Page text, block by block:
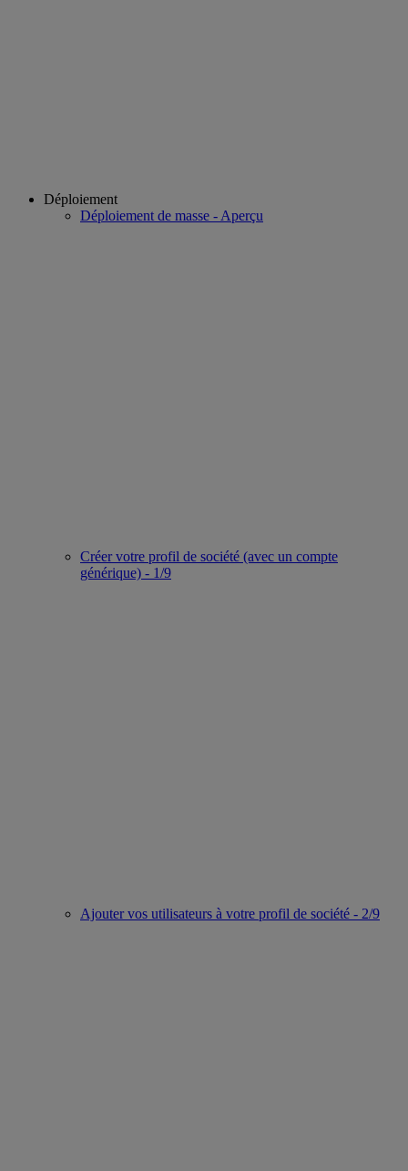
Déploiement
Déploiement de masse - Aperçu
Créer votre profil de société (avec un compte
générique) - 1/9
Ajouter vos utilisateurs à votre profil de société - 2/9